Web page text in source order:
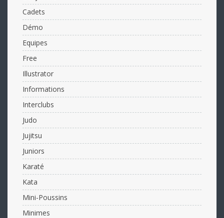
Cadets
Démo
Equipes
Free
Illustrator
Informations
Interclubs
Judo
Jujitsu
Juniors
Karaté
Kata
Mini-Poussins
Minimes